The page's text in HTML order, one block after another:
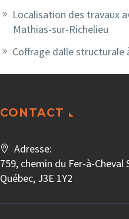
Localisation des travaux
Mathias-sur-Richelieu
Coffrage dalle structurale
CONTACT
Adresse:
759, chemin du Fer-à-Cheval
Québec, J3E 1Y2